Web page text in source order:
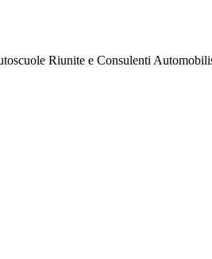
Riunite e Consulenti